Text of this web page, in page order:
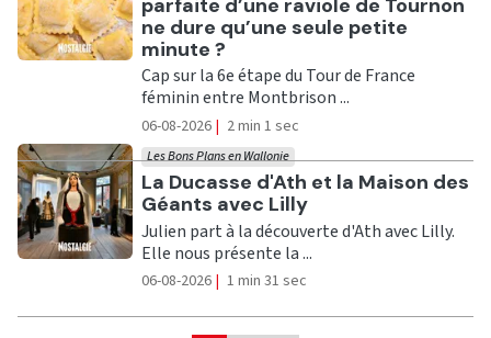
ne dure qu’une seule petite
minute ?
Cap sur la 6e étape du Tour de France
féminin entre Montbrison ...
06-08-2026 | 2 min 1 sec
Ecouter
La Ducasse d'Ath et la Maison des
Géants avec Lilly
Les Bons Plans en Wallonie
Julien part à la découverte d'Ath avec Lilly.
Elle nous présente la ...
06-08-2026 | 1 min 31 sec